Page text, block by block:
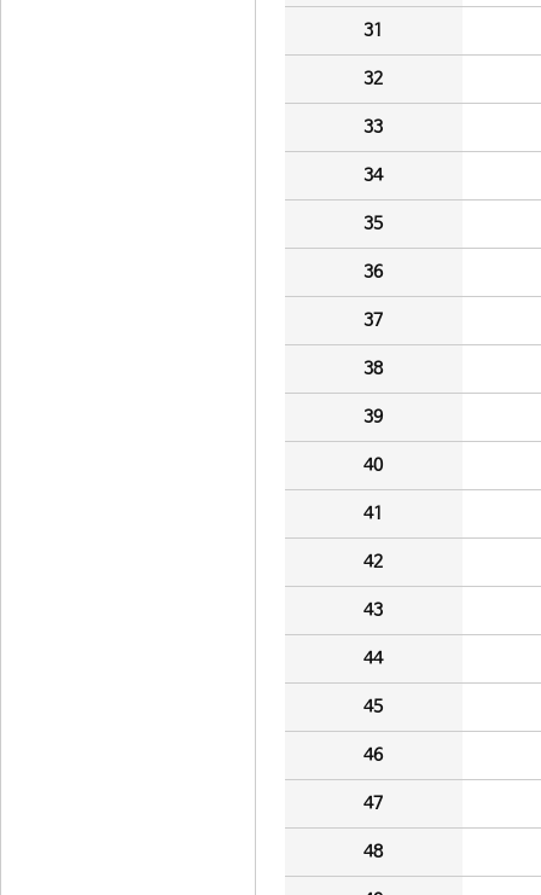
31
32
33
34
35
36
37
38
39
40
41
42
43
44
45
46
47
48